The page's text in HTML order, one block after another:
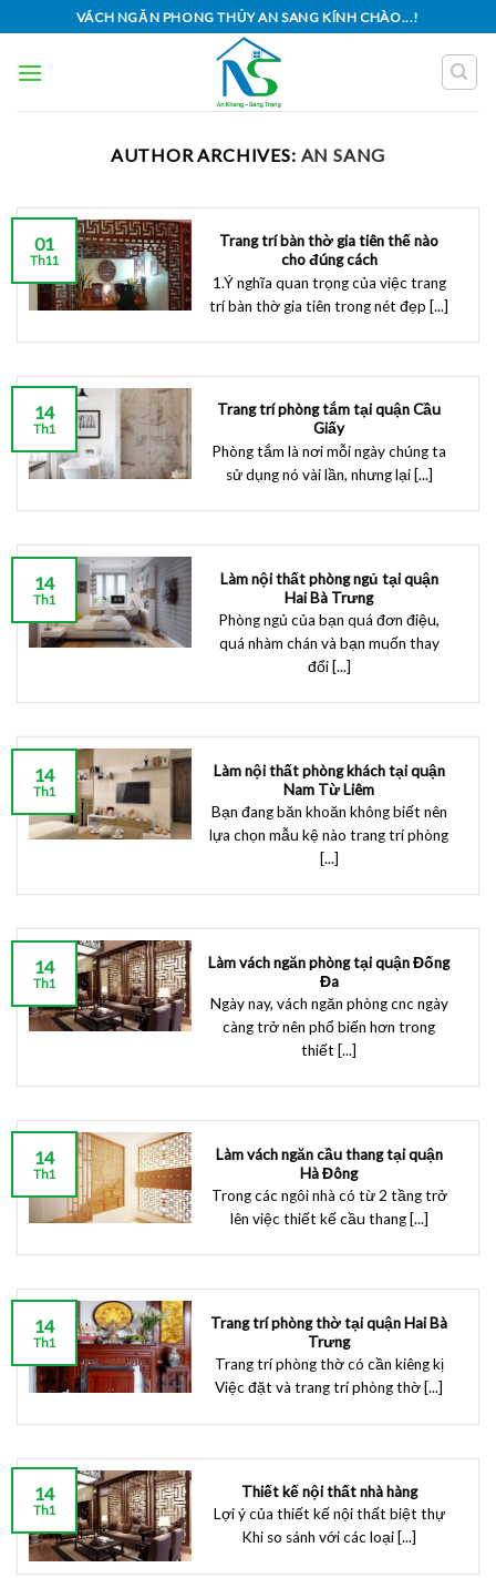
to
content
VÁCH NGĂN PHONG THỦY AN SANG KÍNH CHÀO...!
AUTHOR ARCHIVES: AN SANG
Trang trí bàn thờ gia tiên thế nào
cho đúng cách
1.Ý nghĩa quan trọng của việc trang
trí bàn thờ gia tiên trong nét đẹp [...]
01
Th11
Trang trí phòng tắm tại quận Cầu
Giấy
Phòng tắm là nơi mỗi ngày chúng ta
sử dụng nó vài lần, nhưng lại [...]
14
Th1
Làm nội thất phòng ngủ tại quận
Hai Bà Trưng
Phòng ngủ của bạn quá đơn điệu,
quá nhàm chán và bạn muốn thay
đổi [...]
14
Th1
Làm nội thất phòng khách tại quận
Nam Từ Liêm
Bạn đang băn khoăn không biết nên
lựa chọn mẫu kệ nào trang trí phòng
[...]
14
Th1
Làm vách ngăn phòng tại quận Đống
Đa
Ngày nay, vách ngăn phòng cnc ngày
càng trở nên phổ biến hơn trong
thiết [...]
14
Th1
Làm vách ngăn cầu thang tại quận
Hà Đông
Trong các ngôi nhà có từ 2 tầng trở
lên việc thiết kế cầu thang [...]
14
Th1
Trang trí phòng thờ tại quận Hai Bà
Trưng
Trang trí phòng thờ có cần kiêng kị
Việc đặt và trang trí phòng thờ [...]
14
Th1
Thiết kế nội thất nhà hàng
Lợi ý của thiết kế nội thất biệt thự
Khi so sánh với các loại [...]
14
Th1